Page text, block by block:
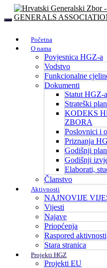
Početna
O nama
Povjesnica HGZ-a
Vodstvo
Funkcionalne
Dokumenti
Statut HGZ-a
Strateški
KODEKS
ZBORA
Poslovnici i
Priznanja
Godišnji
Godišnji
Elaborati,
Članstvo
Aktivnosti
NAJNOVIJE
Vijesti
Najave
Priopćenja
Raspored aktivnosti
Stara stranica
Projekti HGZ
Projekti EU